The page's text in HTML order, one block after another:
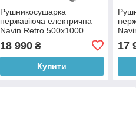
Рушникосушарка
нержавіюча електрична
Navin Retro 500х1000
18 990₴
Купити
17